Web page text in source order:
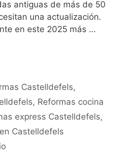
antiguas de más de 50
una actualización.
en este 2025 más …
Castelldefels,
, Reformas cocina
express Castelldefels,
Castelldefels